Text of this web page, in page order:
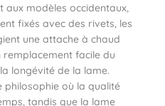
aux modèles occidentaux,
fixés avec des rivets, les
une attache à chaud
facile du
longévité de la lame.
philosophie où la qualité
tandis que la lame